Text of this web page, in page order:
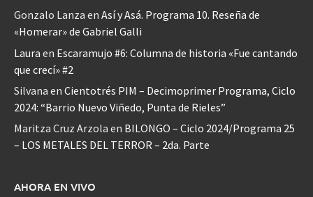
Gonzalo Lanza en Así y Asá. Programa 10. Reseña de
«Homerar» de Gabriel Galli
Laura en Escaramujo #6: Columna de historia «Fue cantando
que crecí» #2
Silvana en Cientotrés PIM – Decimoprimer Programa, Ciclo
2024: “Barrio Nuevo Viñedo, Punta de Rieles”
Maritza Cruz Arzola en BILONGO – Ciclo 2024/Programa 25
– LOS METALES DEL TERROR – 2da. Parte
AHORA EN VIVO